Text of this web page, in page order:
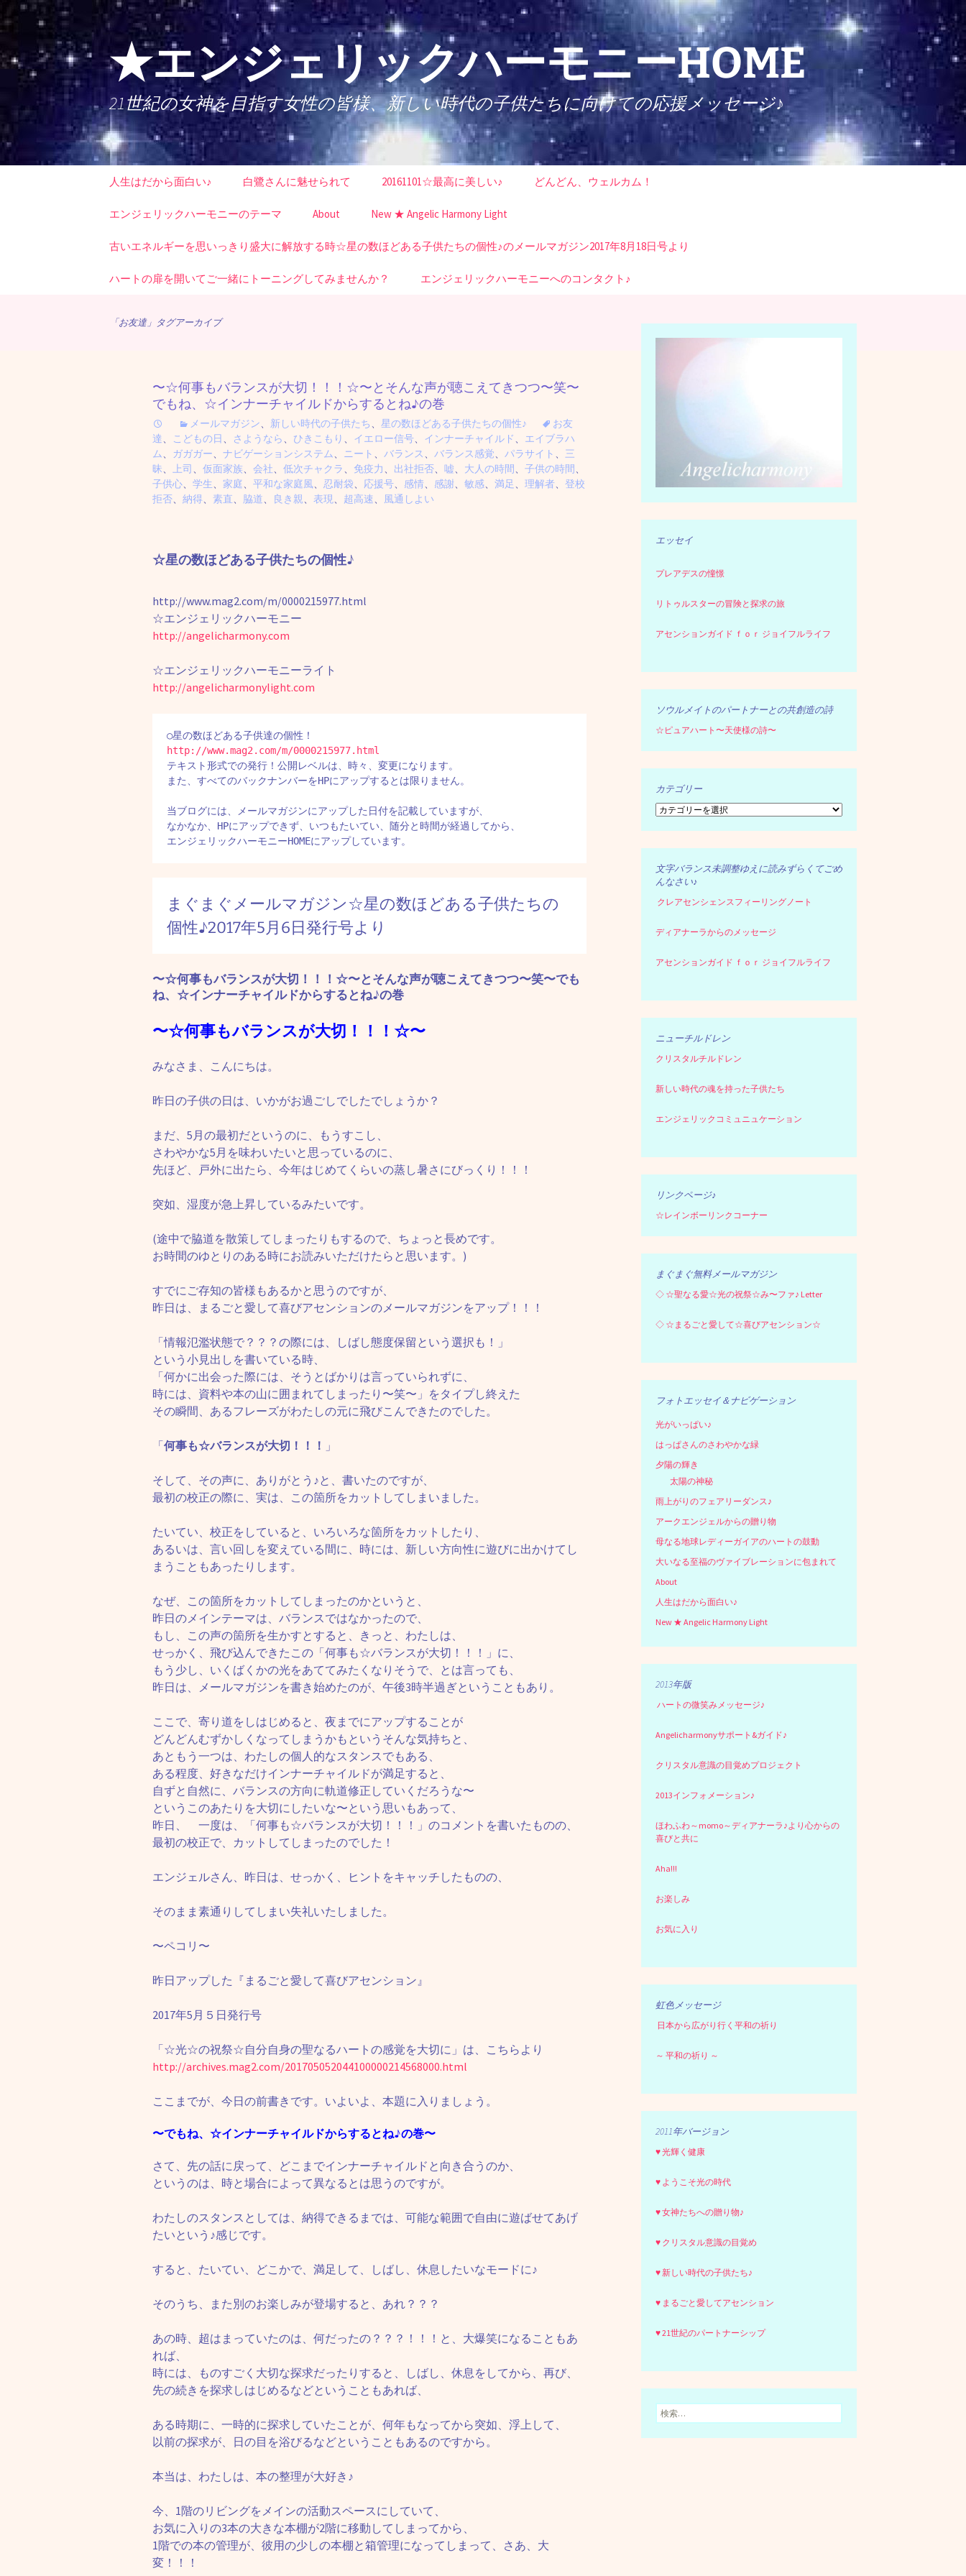
ン
ン
ッ
プ
★エンジェリックハーモニーHOME
21世紀の女神を目指す女性の皆様、新しい時代の子供たちに向けての応援メッセージ♪
人生はだから面白い♪ 白鷺さんに魅せられて 20161101☆最高に美しい♪ どんどん、ウェルカム！
エンジェリックハーモニーのテーマ About New ★ Angelic Harmony Light
古いエネルギーを思いっきり盛大に解放する時☆星の数ほどある子供たちの個性♪のメールマガジン2017年8月18日号より
ハートの扉を開いてご一緒にトーニングしてみませんか？ エンジェリックハーモニーへのコンタクト♪
「お友達」タグアーカイブ
〜☆何事もバランスが大切！！！☆〜とそんな声が聴こえてきつつ〜笑〜
でもね、☆インナーチャイルドからするとね♪の巻
メールマガジン、 新しい時代の子供たち、 星の数ほどある子供たちの個性♪
お友
達、 こどもの日、 さようなら、 ひきこもり 、 イエロー信号、 インナーチャイルド、 エイブラハ
ム、 ガガガー、 ナビゲーションシステム、 ニート 、 バランス、 バランス感覚、 パラサイト 、 三
昧、 上司、 仮面家族、 会社、 低次チャクラ、 免疫力、 出社拒否、 嘘、 大人の時間、 子供の時間、
子供心、 学生、 家庭、 平和な家庭風、 忍耐袋、 応援号、 感情、 感謝、 敏感、 満足、 理解者、 登校
拒否、 納得、 素直、 脇道、 良き親、 表現、 超高速、 風通しよい
☆星の数ほどある子供たちの個性♪
http://www.mag2.com/m/0000215977.html
☆エンジェリックハーモニー
http://angelicharmony.com
☆エンジェリックハーモニーライト
http://angelicharmonylight.com
テキスト形式での発行！公開レベルは、時々、変更になります。
また、すべてのバックナンバーをHPにアップするとは限りません。
当ブログには、メールマガジンにアップした日付を記載していますが、
なかなか、HPにアップできず、いつもたいてい、随分と時間が経過してから、
エンジェリックハーモニーHOMEにアップしています。
まぐまぐメールマガジン☆星の数ほどある子供たちの
個性♪2017年5月6日発行号より
〜☆何事もバランスが大切！！！☆〜とそんな声が聴こえてきつつ〜笑〜でも
ね、☆インナーチャイルドからするとね♪の巻
〜☆何事もバランスが大切！！！☆〜
みなさま、こんにちは。
昨日の子供の日は、いかがお過ごしでしたでしょうか？
まだ、5月の最初だというのに、もうすこし、
さわやかな5月を味わいたいと思っているのに、
先ほど、戸外に出たら、今年はじめてくらいの蒸し暑さにびっくり！！！
突如、湿度が急上昇しているみたいです。
(途中で脇道を散策してしまったりもするので、ちょっと長めです。
お時間のゆとりのある時にお読みいただけたらと思います。)
すでにご存知の皆様もあるかと思うのですが、
昨日は、まるごと愛して喜びアセンションのメールマガジンをアップ！！！
「情報氾濫状態で？？？の際には、しばし態度保留という選択も！」
という小見出しを書いている時、
「何かに出会った際には、そうとばかりは言っていられずに、
時には、資料や本の山に囲まれてしまったり〜笑〜」をタイプし終えた
その瞬間、あるフレーズがわたしの元に飛びこんできたのでした。
「何事も☆バランスが大切！！！ 」
そして、その声に、ありがとう♪と、書いたのですが、
最初の校正の際に、実は、この箇所をカットしてしまいました。
たいてい、校正をしていると、いろいろな箇所をカットしたり、
あるいは、言い回しを変えている間に、時には、新しい方向性に遊びに出かけてし
まうこともあったりします。
なぜ、この箇所をカットしてしまったのかというと、
昨日のメインテーマは、バランスではなかったので、
もし、この声の箇所を生かすとすると、きっと、わたしは、
せっかく、飛び込んできたこの「何事も☆バランスが大切！！！」に、
もう少し、いくばくかの光をあててみたくなりそうで、とは言っても、
昨日は、メールマガジンを書き始めたのが、午後3時半過ぎということもあり。
ここで、寄り道をしはじめると、夜までにアップすることが
どんどんむずかしくなってしまうかもというそんな気持ちと、
あともう一つは、わたしの個人的なスタンスでもある、
ある程度、好きなだけインナーチャイルドが満足すると、
自ずと自然に、バランスの方向に軌道修正していくだろうな〜
というこのあたりを大切にしたいな〜という思いもあって、
昨日、 一度は、「何事も☆バランスが大切！！！」のコメントを書いたものの、
最初の校正で、カットしてしまったのでした！
エンジェルさん、昨日は、せっかく、ヒントをキャッチしたものの、
そのまま素通りしてしまい失礼いたしました。
〜ペコリ〜
昨日アップした『まるごと愛して喜びアセンション』
2017年5月５日発行号
「☆光☆の祝祭☆自分自身の聖なるハートの感覚を大切に」は、こちらより
http://archives.mag2.com/201705052044100000214568000.html
ここまでが、今日の前書きです。いよいよ、本題に入りましょう。
〜でもね、☆インナーチャイルドからするとね♪の巻〜
さて、先の話に戻って、どこまでインナーチャイルドと向き合うのか、
というのは、時と場合によって異なるとは思うのですが。
わたしのスタンスとしては、納得できるまでは、可能な範囲で自由に遊ばせてあげ
たいという♪感じです。
すると、たいてい、どこかで、満足して、しばし、休息したいなモードに♪
そのうち、また別のお楽しみが登場すると、あれ？？？
あの時、超はまっていたのは、何だったの？？？！！！と、大爆笑になることもあ
れば、
時には、ものすごく大切な探求だったりすると、しばし、休息をしてから、再び、
先の続きを探求しはじめるなどということもあれば、
ある時期に、一時的に探求していたことが、何年もなってから突如、浮上して、
以前の探求が、日の目を浴びるなどということもあるのですから。
本当は、わたしは、本の整理が大好き♪
今、1階のリビングをメインの活動スペースにしていて、
お気に入りの3本の大きな本棚が2階に移動してしまってから、
1階での本の管理が、彼用の少しの本棚と箱管理になってしまって、さあ、大
変！！！
エッセイ
プレアデスの憧憬
リトゥルスターの冒険と探求の旅
アセンションガイド ｆｏｒ ジョイフルライフ
ソウルメイトのパートナーとの共創造の詩
☆ピュアハート〜天使様の詩〜
カテゴリー
カ
ゴ
リ
文字バランス未調整ゆえに読みずらくてごめ
んなさい♪
クレアセンシェンスフィーリングノート
ディアナーラからのメッセージ
アセンションガイド ｆｏｒ ジョイフルライフ
ニューチルドレン
クリスタルチルドレン
新しい時代の魂を持った子供たち
エンジェリックコミュニュケーション
リンクページ♪
☆レインボーリンクコーナー
まぐまぐ無料メールマガジン
◇ ☆聖なる愛☆光の祝祭☆み〜ファ♪ Letter
◇ ☆まるごと愛して☆喜びアセンション☆
フォトエッセイ＆ナビゲーション
光がいっぱい♪
はっぱさんのさわやかな緑
夕陽の輝き
太陽の神秘
雨上がりのフェアリーダンス♪
アークエンジェルからの贈り物
母なる地球レディーガイアのハートの鼓動
大いなる至福のヴァイブレーションに包まれて
About
人生はだから面白い♪
New ★ Angelic Harmony Light
2013年版
ハートの微笑みメッセージ♪
Angelicharmonyサポート&ガイド♪
クリスタル意識の目覚めプロジェクト
2013インフォメーション♪
ほわふわ～momo～ディアナーラ♪より心からの
喜びと共に
Aha!!!
お楽しみ
お気に入り
虹色メッセージ
日本から広がり行く平和の祈り
～ 平和の祈り ～
2011年バージョン
♥ 光輝く健康
♥ ようこそ光の時代
♥ 女神たちへの贈り物♪
♥ クリスタル意識の目覚め
♥ 新しい時代の子供たち♪
♥ まるごと愛してアセンション
♥ 21世紀のパートナーシップ
検
索: